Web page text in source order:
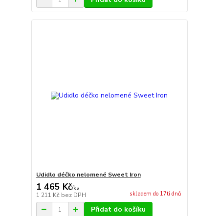
Udidlo déčko nelomené Sweet Iron
1 465 Kč/ks
1 211 Kč bez DPH skladem do 17ti dnů
Přidat do košíku